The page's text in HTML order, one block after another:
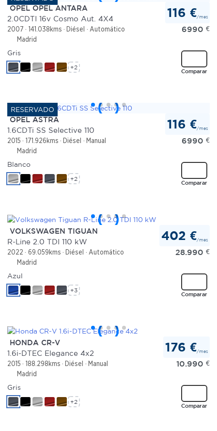
OPEL OPEL ANTARA
2.0CDTI 16v Cosmo Aut. 4X4
2007 141.038kms Diésel
Automático
Madrid
116 €/mes
6990 €
Comparar
Gris
+2
OPEL ASTRA
1.6CDTi SS Selective 110
2015 171.926kms Diésel
Manual
Madrid
116 €/mes
6990 €
Comparar
Blanco
+2
VOLKSWAGEN TIGUAN
R-Line 2.0 TDI 110 kW
2022 69.059kms Diésel
Automático
Madrid
402 €/mes
28.990 €
Comparar
Azul
+3
HONDA CR-V
1.6i-DTEC Elegance 4x2
2015 188.298kms Diésel
Manual
Madrid
176 €/mes
10.990 €
Comparar
Gris
+2